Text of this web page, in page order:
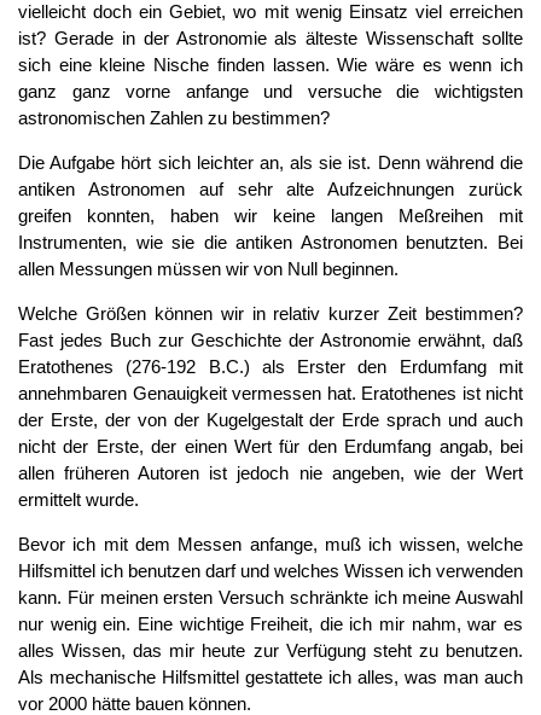
vielleicht doch ein Gebiet, wo mit wenig Einsatz viel erreichen
ist? Gerade in der Astronomie als älteste Wissenschaft sollte
sich eine kleine Nische finden lassen. Wie wäre es wenn ich
ganz ganz vorne anfange und versuche die wichtigsten
astronomischen Zahlen zu bestimmen?
Die Aufgabe hört sich leichter an, als sie ist. Denn während die
antiken Astronomen auf sehr alte Aufzeichnungen zurück
greifen konnten, haben wir keine langen Meßreihen mit
Instrumenten, wie sie die antiken Astronomen benutzten. Bei
allen Messungen müssen wir von Null beginnen.
Welche Größen können wir in relativ kurzer Zeit bestimmen?
Fast jedes Buch zur Geschichte der Astronomie erwähnt, daß
Eratothenes (276-192 B.C.) als Erster den Erdumfang mit
annehmbaren Genauigkeit vermessen hat. Eratothenes ist nicht
der Erste, der von der Kugelgestalt der Erde sprach und auch
nicht der Erste, der einen Wert für den Erdumfang angab, bei
allen früheren Autoren ist jedoch nie angeben, wie der Wert
ermittelt wurde.
Bevor ich mit dem Messen anfange, muß ich wissen, welche
Hilfsmittel ich benutzen darf und welches Wissen ich verwenden
kann. Für meinen ersten Versuch schränkte ich meine Auswahl
nur wenig ein. Eine wichtige Freiheit, die ich mir nahm, war es
alles Wissen, das mir heute zur Verfügung steht zu benutzen.
Als mechanische Hilfsmittel gestattete ich alles, was man auch
vor 2000 hätte bauen können.